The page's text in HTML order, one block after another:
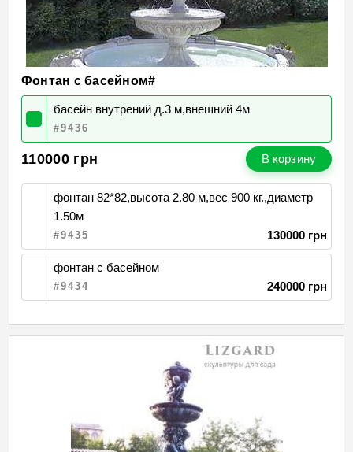
Фонтан с басейном#
басейн внутрений д.3 м,внешний 4м
#9436
110000 грн В корзину
фонтан 82*82,высота 2.80 м,вес 900 кг.,диаметр
1.50м
#9435 130000 грн
фонтан с басейном
#9434 240000 грн